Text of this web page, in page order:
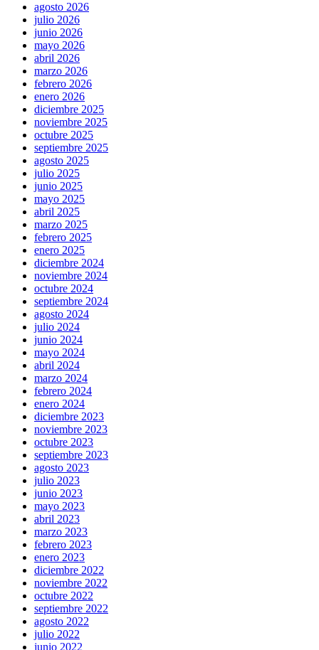
agosto 2026
julio 2026
junio 2026
mayo 2026
abril 2026
marzo 2026
febrero 2026
enero 2026
diciembre 2025
noviembre 2025
octubre 2025
septiembre 2025
agosto 2025
julio 2025
junio 2025
mayo 2025
abril 2025
marzo 2025
febrero 2025
enero 2025
diciembre 2024
noviembre 2024
octubre 2024
septiembre 2024
agosto 2024
julio 2024
junio 2024
mayo 2024
abril 2024
marzo 2024
febrero 2024
enero 2024
diciembre 2023
noviembre 2023
octubre 2023
septiembre 2023
agosto 2023
julio 2023
junio 2023
mayo 2023
abril 2023
marzo 2023
febrero 2023
enero 2023
diciembre 2022
noviembre 2022
octubre 2022
septiembre 2022
agosto 2022
julio 2022
junio 2022